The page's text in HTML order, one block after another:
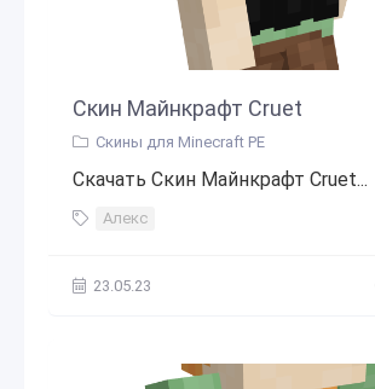
Скин Майнкрафт Cruet
Скины для Minecraft PE
Скачать Скин Майнкрафт Cruet...
Алекс
23.05.23